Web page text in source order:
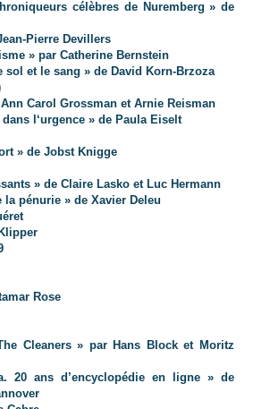
célèbres de Nuremberg » de
Pierre Devillers
» par Catherine Bernstein
sol et le sang » de David Korn-Brzoza
Carol Grossman et Arnie Reisman
l‘urgence » de Paula Eiselt
» de Jobst Knigge
» de Claire Lasko et Luc Hermann
pénurie » de Xavier Deleu
Rose
Cleaners » par Hans Block et Moritz
20 ans d’encyclopédie en ligne » de